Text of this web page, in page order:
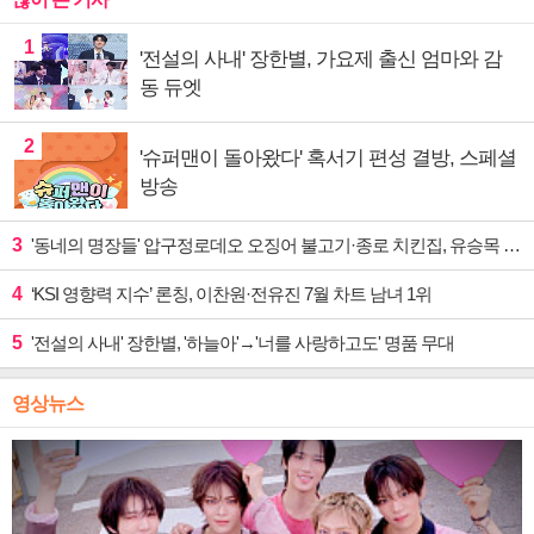
1
'전설의 사내' 장한별, 가요제 출신 엄마와 감
동 듀엣
2
'슈퍼맨이 돌아왔다' 혹서기 편성 결방, 스페셜
방송
3 '동네의 명장들' 압구정로데오 오징어 불고기·종로 치킨집, 유승목 입맛 저격
4 ‘KSI 영향력 지수’ 론칭, 이찬원·전유진 7월 차트 남녀 1위
5 '전설의 사내' 장한별, '하늘아'→'너를 사랑하고도' 명품 무대
영상뉴스